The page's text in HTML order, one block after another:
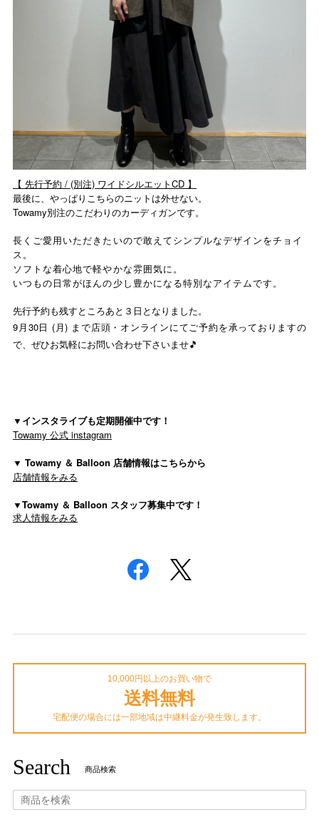
【 先行予約 / (別注) ワイドシルエットCD 】
最後に、やっぱりこちらのニットは外せない。
Towamy別注のこだわりのカーディガンです。
長くご愛用いただきたいので敢えてシンプルなデザインをチョイ
ス。
ソフトな着心地で軽やかな雰囲気に。
いつもの日常がほんの少し豊かになる特別なアイテムです。
先行予約も残すところあと３日となりました。
9月30日 (月) まで店頭・オンラインにてご予約を承っておりますの
で、ぜひお気軽にお問い合わせ下さいませ🎵
▼インスタライブも定期開催中です！
Towamy 公式 instagram
▼ Towamy ＆ Balloon 店舗情報はこちらから
店舗情報をみる
▼Towamy ＆ Balloon スタッフ募集中です！
求人情報をみる
10,000円以上のお買い物で
送料無料
宅配便の場合には一部地域は中継料金が発生致します。
Search 商品検索